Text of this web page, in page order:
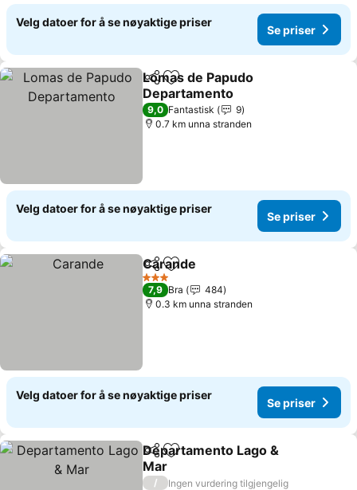
Velg datoer for å se nøyaktige priser
Se priser
Del Legg til i favoritter
Lomas de Papudo
Departamento
9,0 Fantastisk
9
0.7 km unna stranden
Velg datoer for å se nøyaktige priser
Se priser
Del Legg til i favoritter
Carande
3 Stjerner
7,9 Bra
484
0.3 km unna stranden
Velg datoer for å se nøyaktige priser
Se priser
Del Legg til i favoritter
Departamento Lago &
Mar
/
Ingen vurdering tilgjengelig